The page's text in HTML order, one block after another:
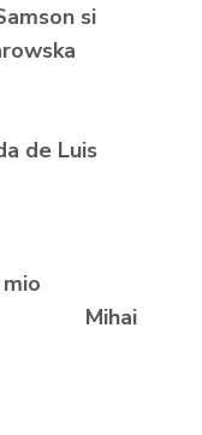
si
de Luis
sole mio